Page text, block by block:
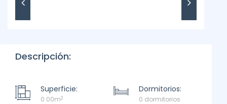
Descripción:
Superficie:
0.00m2
Dormitorios:
0 dormitorios